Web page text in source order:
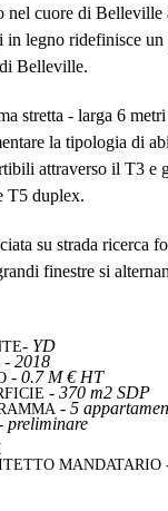
nel cuore di Belleville
in legno ridefinisce
Belleville.
stretta - larga 6
la tipologia di
attraverso il T3 e
T5 duplex.
su strada ricerca
finestre si
- YD
- 2018
- 0.7 M € HT
- 370 m2 SDP
- 5
preliminare
MANDATARIO